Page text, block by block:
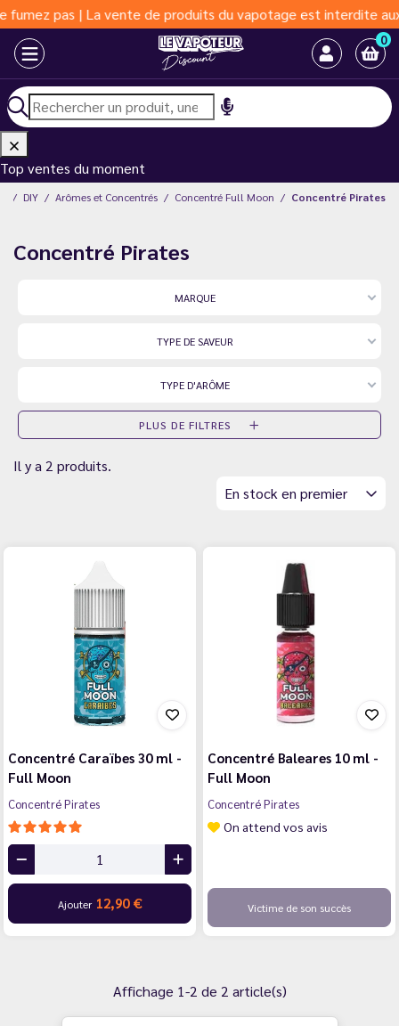
de produits du vapotage est interdite aux moins de 18
0
Top ventes du moment
DIY Arômes et Concentrés Concentré Full Moon Concentré Pirates
Concentré Pirates
MARQUE
TYPE DE SAVEUR
TYPE D'ARÔME
PLUS DE FILTRES
Il y a 2 produits.
En stock en premier
Concentré Caraïbes 30 ml -
Full Moon
Concentré Pirates
Ajouter 12,90 €
Concentré Baleares 10 ml -
Full Moon
Concentré Pirates
On attend vos avis
Victime de son succès
Affichage 1-2 de 2 article(s)